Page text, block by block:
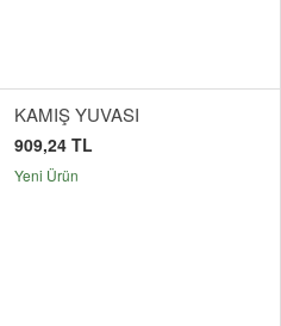
KAMIŞ YUVASI
909,24 TL
Yeni Ürün